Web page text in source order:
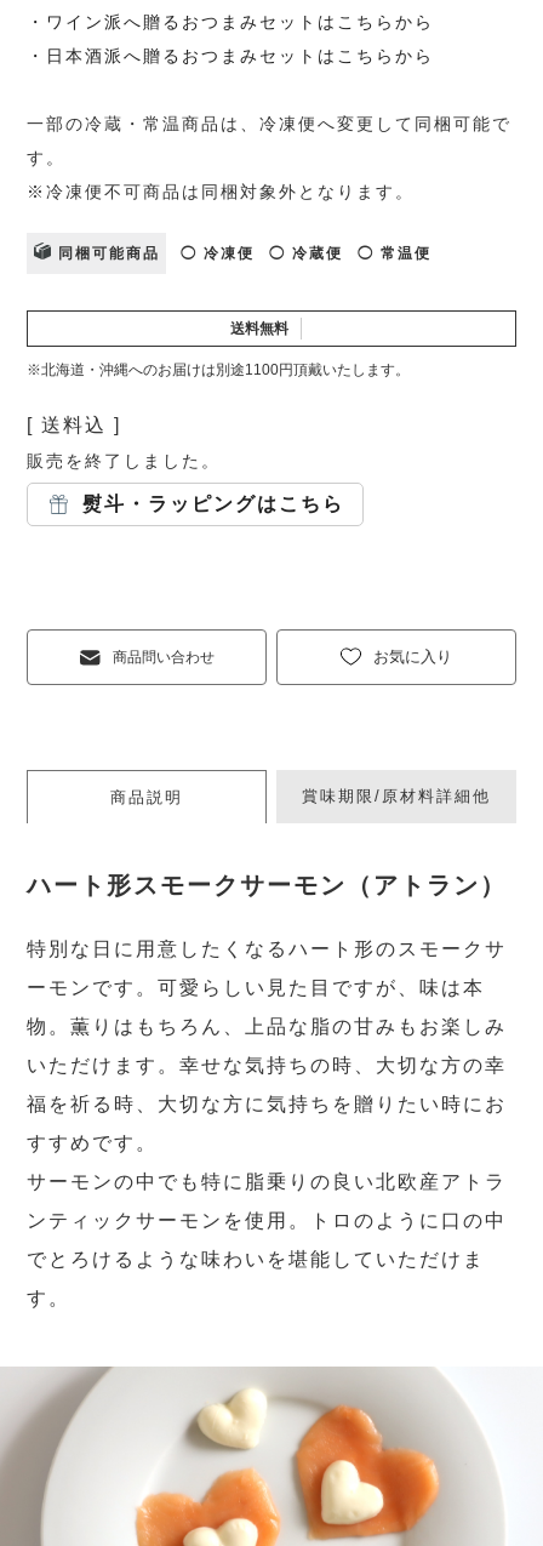
・ワイン派へ贈るおつまみセットはこちらから
・日本酒派へ贈るおつまみセットはこちらから
一部の冷蔵・常温商品は、冷凍便へ変更して同梱可能で
す。
※冷凍便不可商品は同梱対象外となります。
同梱可能商品 ◯ 冷凍便 ◯ 冷蔵便 ◯ 常温便
送料無料
※北海道・沖縄へのお届けは別途1100円頂戴いたします。
送料込
販売を終了しました。
熨斗・ラッピングはこちら
お気に入り
商品問い合わせ
商品説明 賞味期限/原材料詳細他
ハート形スモークサーモン（アトラン）
特別な日に用意したくなるハート形のスモークサ
ーモンです。可愛らしい見た目ですが、味は本
物。薫りはもちろん、上品な脂の甘みもお楽しみ
いただけます。幸せな気持ちの時、大切な方の幸
福を祈る時、大切な方に気持ちを贈りたい時にお
すすめです。
サーモンの中でも特に脂乗りの良い北欧産アトラ
ンティックサーモンを使用。トロのように口の中
でとろけるような味わいを堪能していただけま
す。